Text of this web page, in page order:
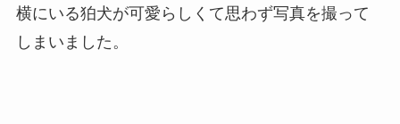
横にいる狛犬が可愛らしくて思わず写真を撮って
しまいました。